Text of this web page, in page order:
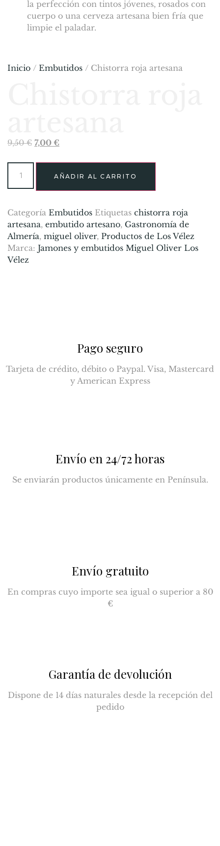
la perfección con tintos jóvenes, rosados con
cuerpo o una cerveza artesana bien fría que
limpie el paladar.
Inicio / Embutidos / Chistorra roja artesana
9,50€ 7,00 €
AÑADIR AL CARRITO
Categoría Embutidos Etiquetas chistorra roja
artesana, embutido artesano, Gastronomía de
Almería, miguel oliver, Productos de Los Vélez
Marca: Jamones y embutidos Miguel Oliver Los
Vélez
Pago seguro
Tarjeta de crédito, débito o Paypal. Visa, Mastercard
y American Express
Envío en 24/72 horas
Se enviarán productos únicamente en Península.
Envío gratuito
En compras cuyo importe sea igual o superior a 80
€
Garantía de devolución
Dispone de 14 días naturales desde la recepción del
pedido